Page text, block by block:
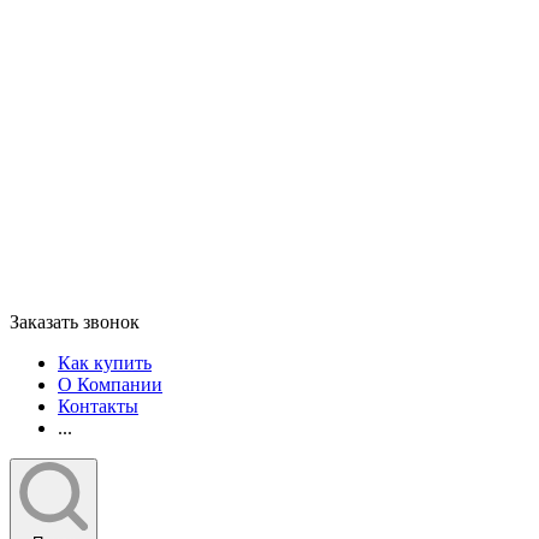
Заказать звонок
Как купить
О Компании
Контакты
...